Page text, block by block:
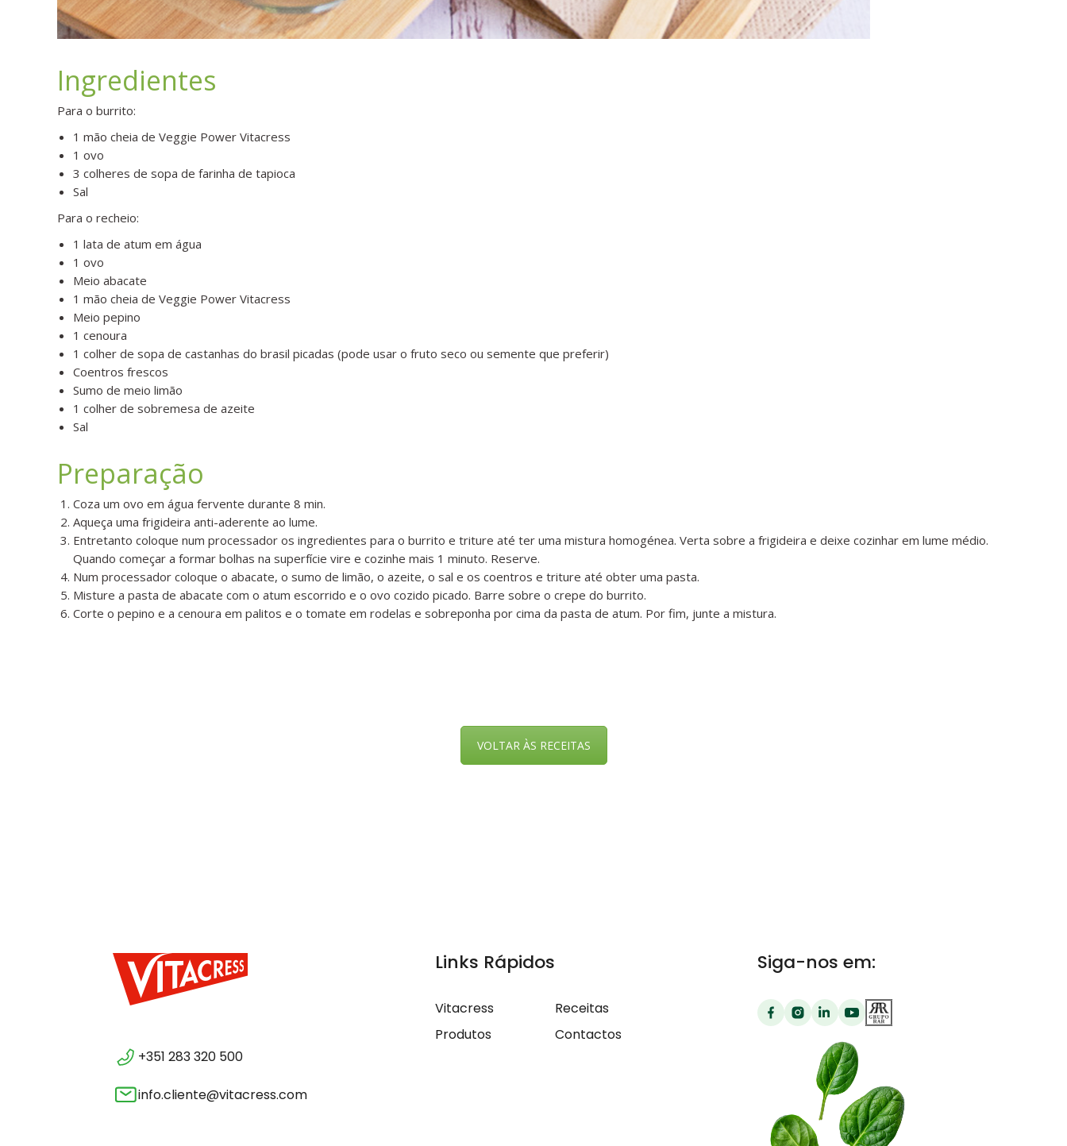
Ingredientes
Para o burrito:
1 mão cheia de Veggie Power Vitacress
1 ovo
3 colheres de sopa de farinha de tapioca
Sal
Para o recheio:
1 lata de atum em água
1 ovo
Meio abacate
1 mão cheia de Veggie Power Vitacress
Meio pepino
1 cenoura
1 colher de sopa de castanhas do brasil picadas (pode usar o fruto seco ou semente que preferir)
Coentros frescos
Sumo de meio limão
1 colher de sobremesa de azeite
Sal
Preparação
Coza um ovo em água fervente durante 8 min.
Aqueça uma frigideira anti-aderente ao lume.
Entretanto coloque num processador os ingredientes para o burrito e triture até ter uma mistura homogénea. Verta sobre a frigideira e deixe cozinhar em lume médio.
Quando começar a formar bolhas na superfície vire e cozinhe mais 1 minuto. Reserve.
Num processador coloque o abacate, o sumo de limão, o azeite, o sal e os coentros e triture até obter uma pasta.
Misture a pasta de abacate com o atum escorrido e o ovo cozido picado. Barre sobre o crepe do burrito.
Corte o pepino e a cenoura em palitos e o tomate em rodelas e sobreponha por cima da pasta de atum. Por fim, junte a mistura.
VOLTAR ÀS RECEITAS
+351 283 320 500
info.cliente@vitacress.com
Links Rápidos
Vitacress
Receitas
Produtos
Contactos
Siga-nos em: